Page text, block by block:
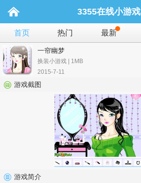
3355在线小游戏
首页 热门 最新
一帘幽梦
换装小游戏 | 1MB
2015-7-11
游戏截图
游戏简介